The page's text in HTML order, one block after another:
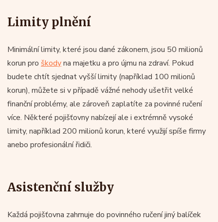
Limity plnění
Minimální limity, které jsou dané zákonem, jsou 50 milionů
korun pro škodyna majetku a pro újmu na zdraví. Pokud
budete chtít sjednat vyšší limity (například 100 milionů
korun), můžete si v případě vážné nehody ušetřit velké
finanční problémy, ale zároveň zaplatíte za povinné ručení
více. Některé pojišťovny nabízejí ale i extrémně vysoké
limity, například 200 milionů korun, které využijí spíše firmy
anebo profesionální řidiči.
Asistenční služby
Každá pojišťovna zahrnuje do povinného ručení jiný balíček